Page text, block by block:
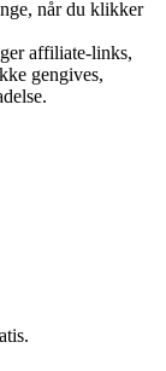
når du klikker
affiliate-links,
gengives,